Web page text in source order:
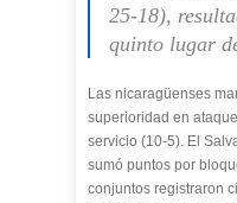
25-18),
quinto lugar
Las nicaragüenses
superioridad en
servicio (10-5). El
sumó puntos por
conjuntos registraron